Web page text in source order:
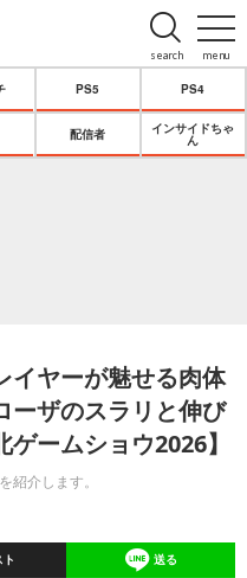
menu
search
PS5 PS4
配信者
インサイドちゃ
ん
イヤーが魅せる肉体
ーザのスラリと伸び
ームショウ2026】
紹介します。
ト 送る